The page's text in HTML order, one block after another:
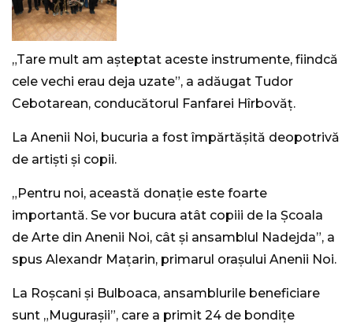
„Tare mult am așteptat aceste instrumente, fiindcă
cele vechi erau deja uzate”, a adăugat Tudor
Cebotarean, conducătorul Fanfarei Hîrbovăț.
La Anenii Noi, bucuria a fost împărtășită deopotrivă
de artiști și copii.
„Pentru noi, această donație este foarte
importantă. Se vor bucura atât copiii de la Școala
de Arte din Anenii Noi, cât și ansamblul Nadejda”, a
spus Alexandr Mațarin, primarul orașului Anenii Noi.
La Roșcani și Bulboaca, ansamblurile beneficiare
sunt „Mugurașii”, care a primit 24 de bondițe